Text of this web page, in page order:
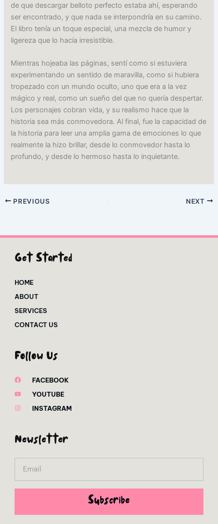
de que descargar belloto perfecto estaba ahí, esperando
ser encontrado, y que nada se interpondría en su camino.
El libro tenía un toque especial, una mezcla de humor y
ligereza que lo hacía irresistible.
Mientras hojeaba las páginas, sentí como si estuviera
experimentando un sentido de maravilla, como si hubiera
tropezado con un mundo oculto, uno que era a la vez
mágico y real, como un sueño del que no quería despertar.
Los personajes cobran vida, y su realismo hace que la
historia sea más conmovedora. Al final, fue la capacidad de
la historia para leer una amplia gama de emociones lo que
realmente la hizo brillar, desde lo conmovedor hasta lo
profundo, y desde lo hermoso hasta lo inquietante.
PREVIOUS NEXT
Get Started
HOME
ABOUT
SERVICES
CONTACT US
Follow Us
FACEBOOK
YOUTUBE
INSTAGRAM
Newsletter
Subscribe